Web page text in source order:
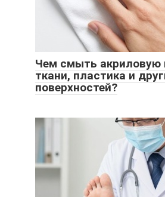
Чем смыть акриловую
ткани, пластика и
поверхностей?